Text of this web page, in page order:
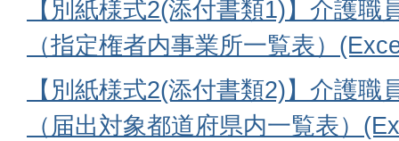
【別紙様式2(添付書類1)】介護職
（指定権者内事業所一覧表）
【別紙様式2(添付書類2)】介護職
（届出対象都道府県内一覧表）